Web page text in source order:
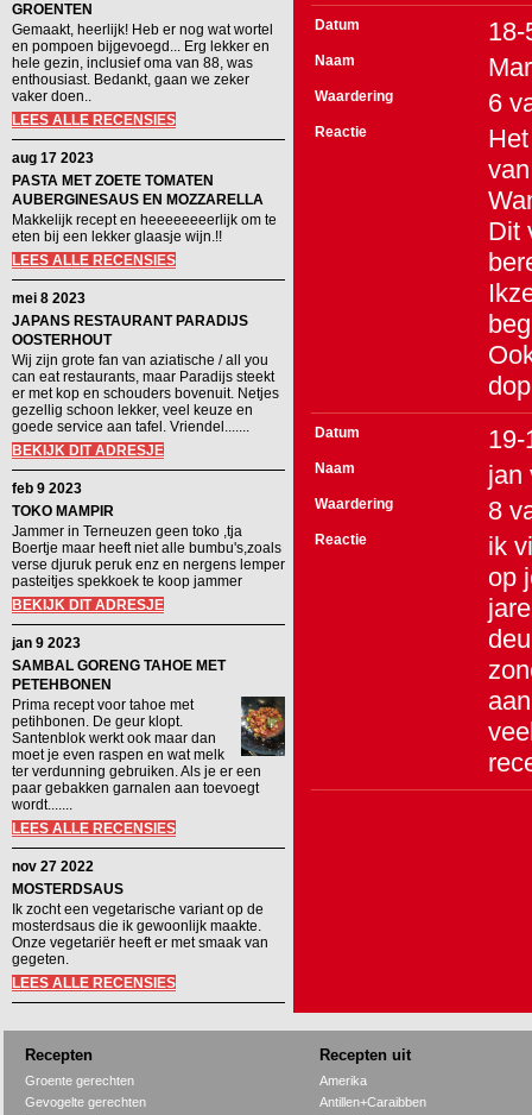
GROENTEN
Gemaakt, heerlijk! Heb er nog wat wortel
en pompoen bijgevoegd... Erg lekker en
hele gezin, inclusief oma van 88, was
enthousiast. Bedankt, gaan we zeker
vaker doen..
LEES ALLE RECENSIES
aug 17 2023
PASTA MET ZOETE TOMATEN
AUBERGINESAUS EN MOZZARELLA
Makkelijk recept en heeeeeeeerlijk om te
eten bij een lekker glaasje wijn.!!
LEES ALLE RECENSIES
mei 8 2023
JAPANS RESTAURANT PARADIJS
OOSTERHOUT
Wij zijn grote fan van aziatische / all you
can eat restaurants, maar Paradijs steekt
er met kop en schouders bovenuit. Netjes
gezellig schoon lekker, veel keuze en
goede service aan tafel. Vriendel.......
BEKIJK DIT ADRESJE
feb 9 2023
TOKO MAMPIR
Jammer in Terneuzen geen toko ,tja
Boertje maar heeft niet alle bumbu's,zoals
verse djuruk peruk enz en nergens lemper
pasteitjes spekkoek te koop jammer
BEKIJK DIT ADRESJE
jan 9 2023
SAMBAL GORENG TAHOE MET
PETEHBONEN
Prima recept voor tahoe met
petihbonen. De geur klopt.
Santenblok werkt ook maar dan
moet je even raspen en wat melk
ter verdunning gebruiken. Als je er een
paar gebakken garnalen aan toevoegt
wordt.......
LEES ALLE RECENSIES
nov 27 2022
MOSTERDSAUS
Ik zocht een vegetarische variant op de
mosterdsaus die ik gewoonlijk maakte.
Onze vegetariër heeft er met smaak van
gegeten.
LEES ALLE RECENSIES
Datum 18-
Naam
Waardering 6
Reactie
Dit
Datum 19-
Naam jan
Waardering 8
Reactie
ik
op
Recepten Recepten uit
Groente gerechten
Gevogelte gerechten
Amerika
Antillen+Caraibben